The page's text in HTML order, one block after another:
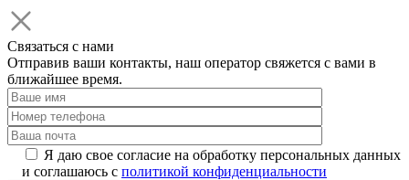
Связаться с нами
Отправив ваши контакты, наш оператор свяжется с вами в
ближайшее время.
Я даю свое согласие на обработку персональных данных
и соглашаюсь с политикой конфиденциальности